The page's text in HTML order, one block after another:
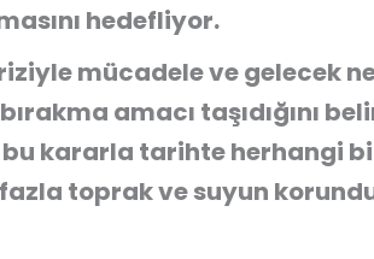
hedefliyor.
mücadele ve gelecek
amacı taşıdığını
kararla tarihte herhangi
toprak ve suyun